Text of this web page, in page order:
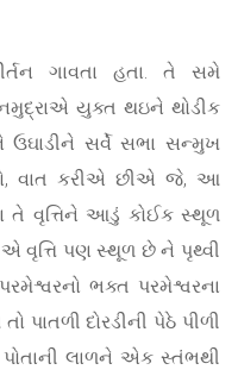
ગાવતા હતા. તે સમે
યુક્ત થઇને થોડીક
ઉઘાડીને સર્વે સભા સન્મુખ
વાત કરીએ છીએ જે, આ
વૃત્તિને આડું કોઈક સ્થૂળ
એ વૃત્તિ પણ સ્થૂળ છે ને પૃથ્વી
ભક્ત પરમેશ્વરના
પાતળી દોરડીની પેઠે પીળી
લાળને એક સ્તંભથી